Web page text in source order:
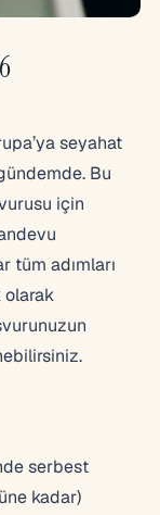
seyahat
Bu
için
tüm adımları
olarak
serbest
kadar)